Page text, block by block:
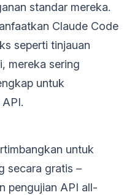
standar mereka.
Claude Code
seperti tinjauan
mereka sering
untuk
untuk
secara gratis –
pengujian API all-